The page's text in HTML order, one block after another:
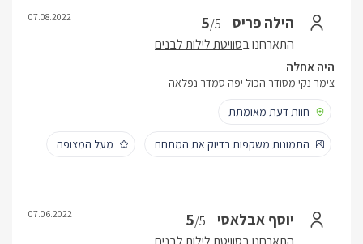
הילה פריס 5/5
התארחנו בסוויטת לילות לבנים
07.08.2022
היה אחלה
צימר נקי מסודר הכול יפה סמדר נפלאה
חוות דעת מאומתת
התמונות משקפות בדיוק את המתחם מעל המצופה
יוסף אבלאסי 5/5
07.06.2022